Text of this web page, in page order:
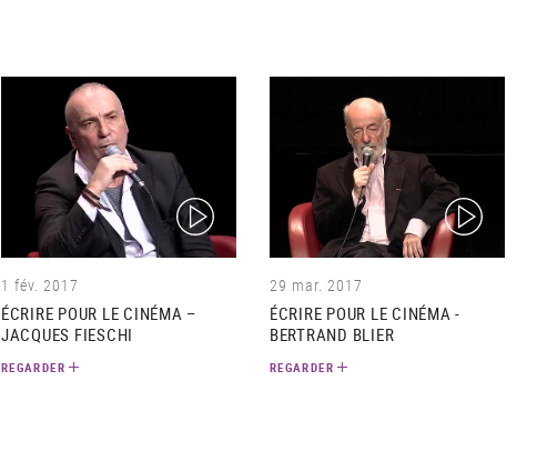
(video)
1 fév. 2017
ÉCRIRE POUR LE CINÉMA –
JACQUES FIESCHI
REGARDER
(video)
29 mar. 2017
ÉCRIRE POUR LE CINÉMA -
BERTRAND BLIER
REGARDER